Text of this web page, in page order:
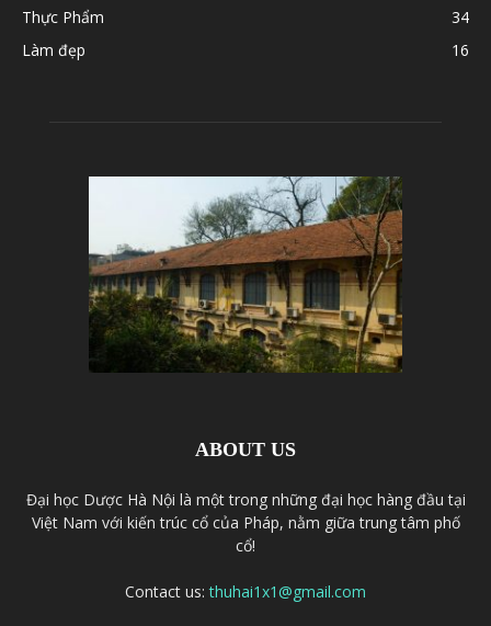
Thực Phẩm
34
Làm đẹp
16
ABOUT US
Đại học Dược Hà Nội là một trong những đại học hàng đầu tại
Việt Nam với kiến trúc cổ của Pháp, nằm giữa trung tâm phố
cổ!
Contact us:thuhai1x1@gmail.com